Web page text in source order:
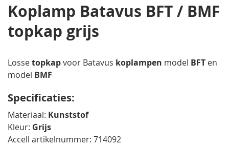
Koplamp Batavus BFT / BMF
topkap grijs
Lossetopkapvoor Batavus koplampen model BFT en
model BMF
Specificaties:
Materiaal: Kunststof
Kleur: Grijs
Accell artikelnummer: 714092